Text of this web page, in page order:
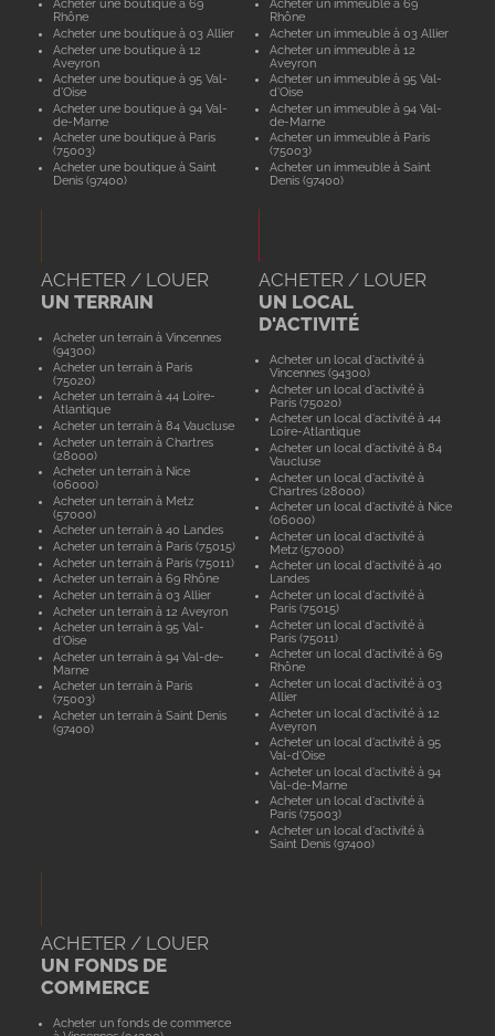
Acheter une boutique à 69
Rhône
Acheter une boutique à 03 Allier
Acheter une boutique à 12
Aveyron
Acheter une boutique à 95 Val-
d'Oise
Acheter une boutique à 94 Val-
de-Marne
Acheter une boutique à Paris
(75003)
Acheter une boutique à Saint
Denis (97400)
Acheter un immeuble à 69
Rhône
Acheter un immeuble à 03 Allier
Acheter un immeuble à 12
Aveyron
Acheter un immeuble à 95 Val-
d'Oise
Acheter un immeuble à 94 Val-
de-Marne
Acheter un immeuble à Paris
(75003)
Acheter un immeuble à Saint
Denis (97400)
ACHETER / LOUER
UN TERRAIN
Acheter un terrain à Vincennes
(94300)
Acheter un terrain à Paris
(75020)
Acheter un terrain à 44 Loire-
Atlantique
Acheter un terrain à 84 Vaucluse
Acheter un terrain à Chartres
(28000)
Acheter un terrain à Nice
(06000)
Acheter un terrain à Metz
(57000)
Acheter un terrain à 40 Landes
Acheter un terrain à Paris (75015)
Acheter un terrain à Paris (75011)
Acheter un terrain à 69 Rhône
Acheter un terrain à 03 Allier
Acheter un terrain à 12 Aveyron
Acheter un terrain à 95 Val-
d'Oise
Acheter un terrain à 94 Val-de-
Marne
Acheter un terrain à Paris
(75003)
Acheter un terrain à Saint Denis
(97400)
ACHETER / LOUER
UN LOCAL
D'ACTIVITÉ
Acheter un local d'activité à
Vincennes (94300)
Acheter un local d'activité à
Paris (75020)
Acheter un local d'activité à 44
Loire-Atlantique
Acheter un local d'activité à 84
Vaucluse
Acheter un local d'activité à
Chartres (28000)
Acheter un local d'activité à Nice
(06000)
Acheter un local d'activité à
Metz (57000)
Acheter un local d'activité à 40
Landes
Acheter un local d'activité à
Paris (75015)
Acheter un local d'activité à
Paris (75011)
Acheter un local d'activité à 69
Rhône
Acheter un local d'activité à 03
Allier
Acheter un local d'activité à 12
Aveyron
Acheter un local d'activité à 95
Val-d'Oise
Acheter un local d'activité à 94
Val-de-Marne
Acheter un local d'activité à
Paris (75003)
Acheter un local d'activité à
Saint Denis (97400)
ACHETER / LOUER
UN FONDS DE
COMMERCE
Acheter un fonds de commerce